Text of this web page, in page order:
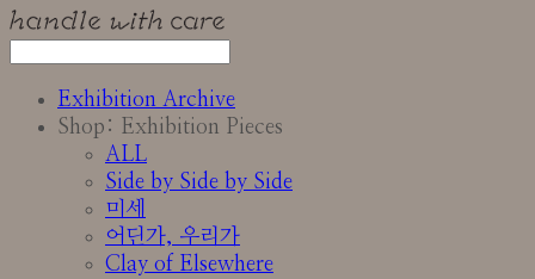
Exhibition Archive
Shop: Exhibition Pieces
ALL
Side by Side by Side
미세
어딘가, 우리가
Clay of Elsewhere